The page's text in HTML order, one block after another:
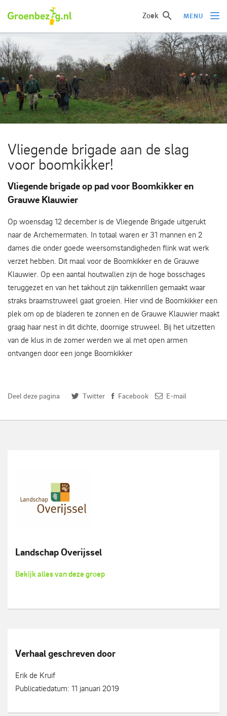
Zoek MENU
Ik wil iets doen
Ik wil iets leren
Groepen of initiatieven
Verhalen uit het veld
Over groenbezig
Meld jouw werkgroep of initiatief aan
Vliegende brigade aan de slag
voor boomkikker!
Vliegende brigade op pad voor Boomkikker en
Grauwe Klauwier
Op woensdag 12 december is de Vliegende Brigade uitgerukt
naar de Archemermaten. In totaal waren er 31 mannen en 2
dames die onder goede weersomstandigheden flink wat werk
verzet hebben. Dit maal voor de Boomkikker en de Grauwe
Klauwier. Op een aantal houtwallen zijn de hoge bosschages
teruggezet en van het takhout zijn takkenrillen gemaakt waar
straks braamstruweel gaat groeien. Hier vind de Boomkikker een
plek om op de bladeren te zonnen en de Grauwe Klauwier maakt
graag haar nest in dit dichte, doornige struweel. Bij het uitzetten
van de klus in de zomer werden we al met open armen
ontvangen door een jonge Boomkikker
Deel deze pagina Twitter Facebook E-mail
Landschap Overijssel
Bekijk alles van deze groep
Verhaal geschreven door
Erik de Kruif
Publicatiedatum: 11 januari 2019